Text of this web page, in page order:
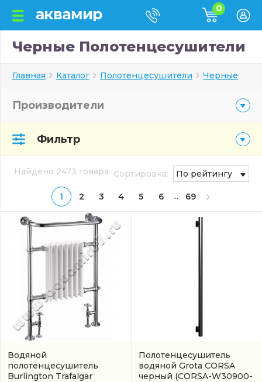
0
Черные Полотенцесушители
Главная Каталог Полотенцесушители Черные
Производители
Фильтр
Найдено 2473 товара
1 2 3 4 5 6 ... 69
Сортировка: По рейтингу
Водяной
полотенцесушитель
Burlington Trafalgar
Полотенцесушитель
водяной Grota CORSA
черный (CORSA-W30900-